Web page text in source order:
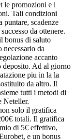
le promozioni e i
Tali condizioni
puntare, scadenze
da ottenere.
bonus di saluto
da
accanto
deposito. Ad al giorno
piu in la la
da altro. Il
tutti i metodi di
Neteller.
solo il gratifica
totali. Il gratifica
di 5€ effettivo,
e un bonus